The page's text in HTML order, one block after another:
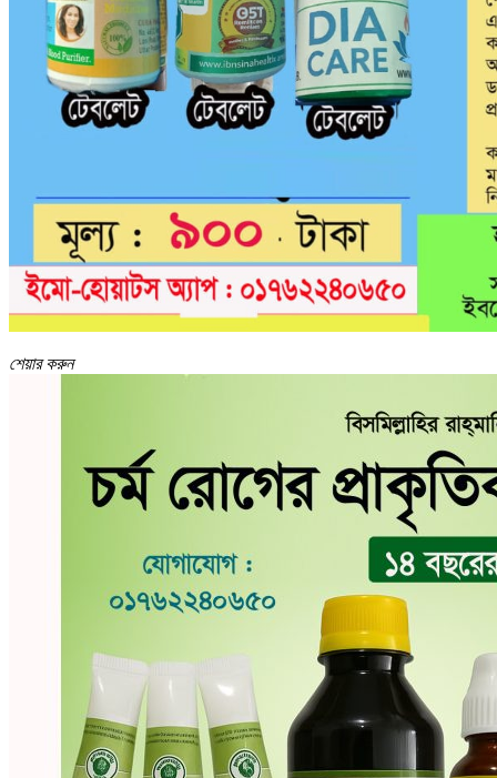
শেয়ার করুন